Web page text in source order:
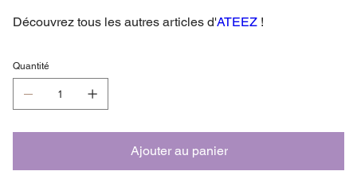
Découvrez tous les autres articles d'ATEEZ !
Quantité
Ajouter au panier